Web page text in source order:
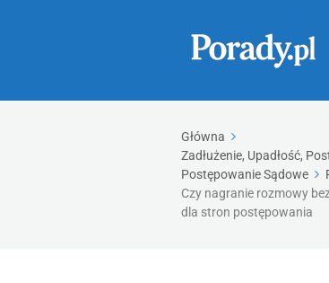
Główna
Zadłużenie, Upadłość,
Postępowanie Sądowe
Czy nagranie rozmowy
dla stron postępowania